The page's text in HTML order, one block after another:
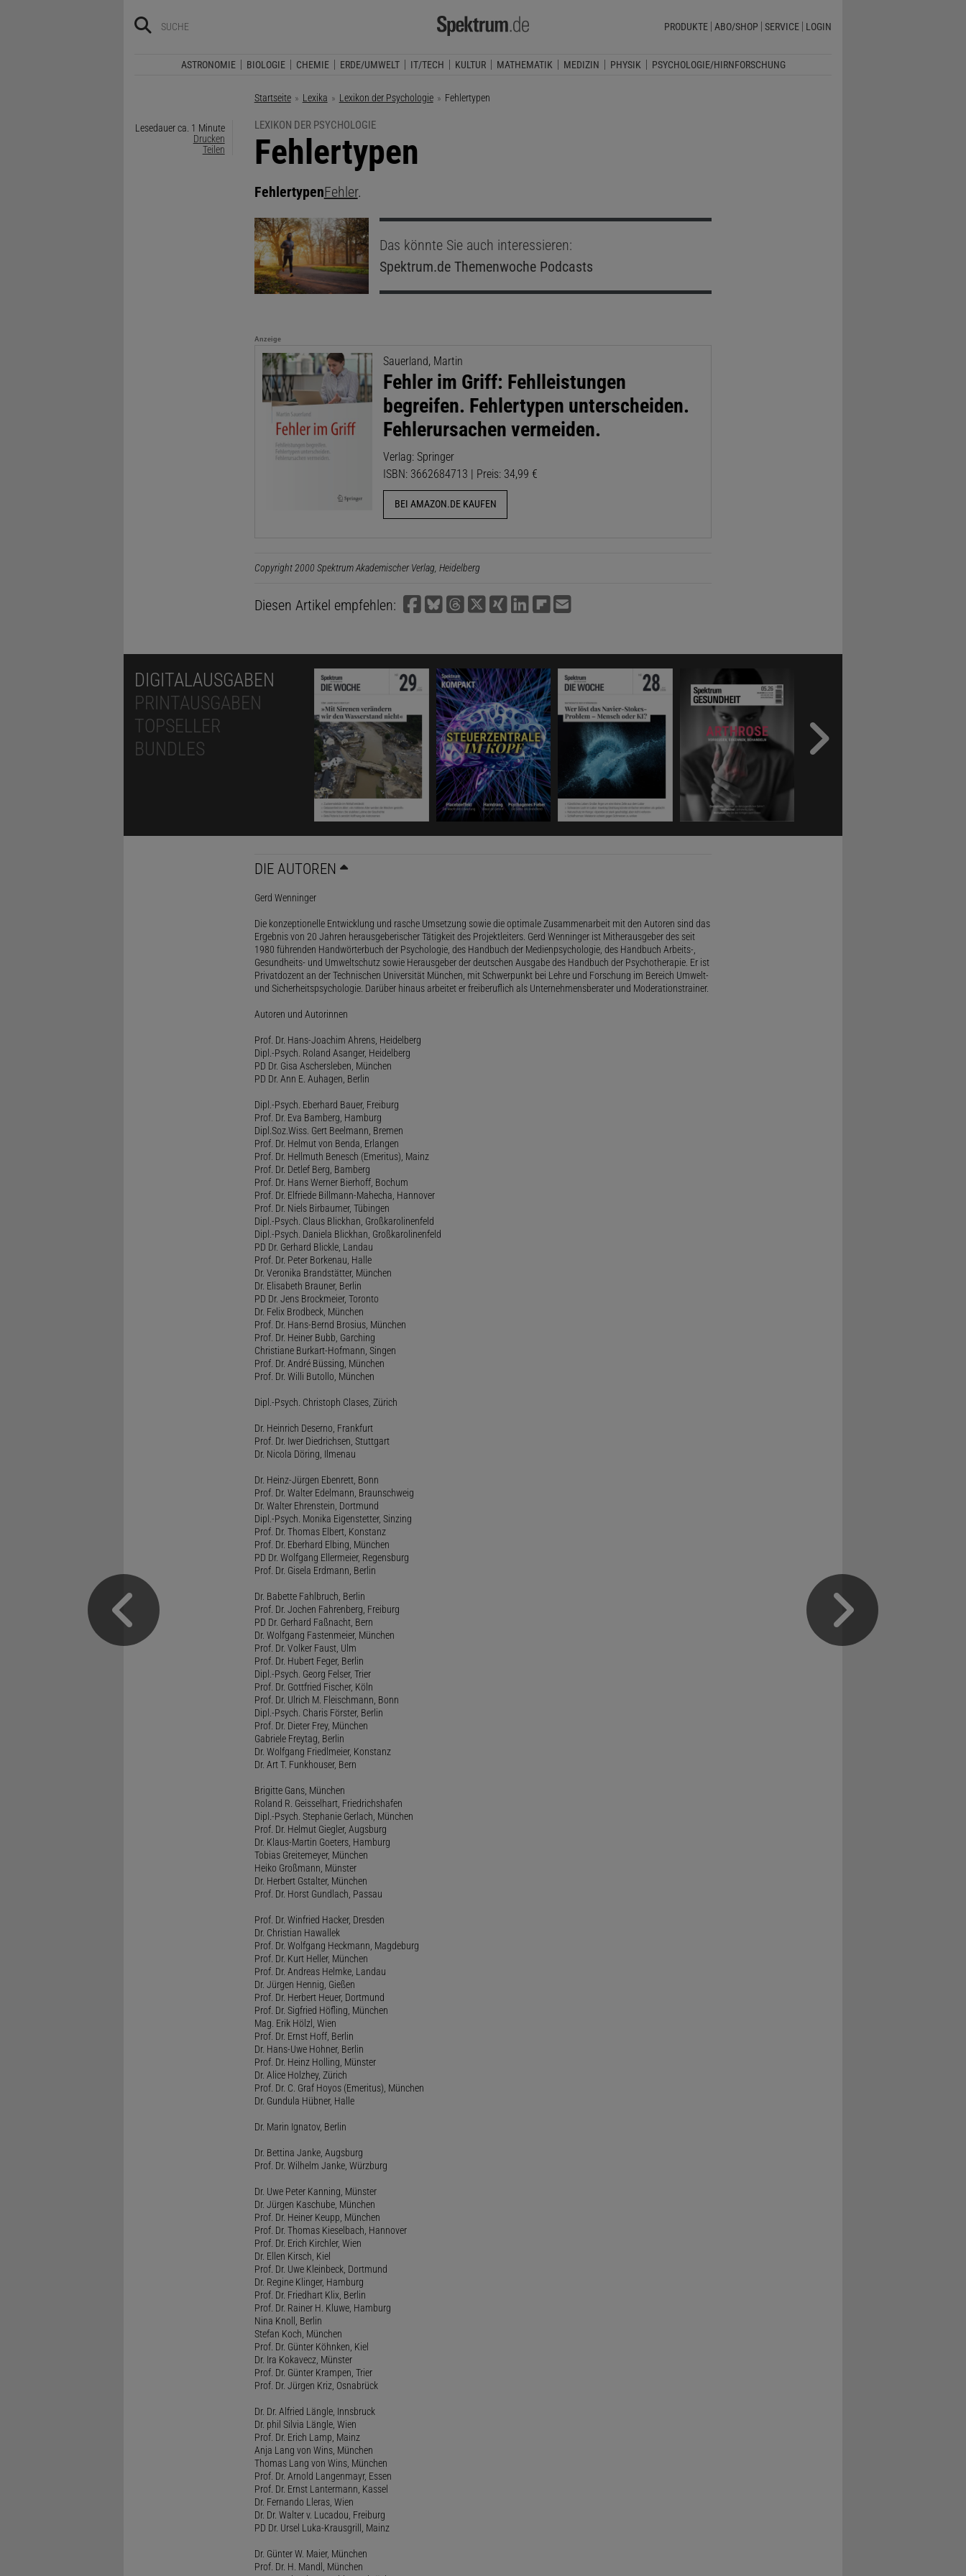
PRODUKTE ABO/SHOP SERVICE LOGIN
ASTRONOMIE BIOLOGIE CHEMIE ERDE/UMWELT IT/TECH KULTUR MATHEMATIK MEDIZIN PHYSIK PSYCHOLOGIE/HIRNFORSCHUNG
Startseite Lexika Lexikon der Psychologie Aktuelle Seite:
Fehlertypen
Lesedauer ca. 1 Minute
Drucken
Teilen
LEXIKON DER PSYCHOLOGIE
:
Fehlertypen
FehlertypenFehler.
Das könnte Sie auch interessieren:
Spektrum.deThemenwoche Podcasts
Anzeige
Sauerland, Martin
Fehler im Griff: Fehlleistungen
begreifen. Fehlertypen unterscheiden.
Fehlerursachen vermeiden.
Verlag: Springer
ISBN: 3662684713 | Preis: 34,99 €
BEI AMAZON.DE KAUFEN
Copyright 2000 Spektrum Akademischer Verlag, Heidelberg
Diesen Artikel empfehlen:
DIGITALAUSGABEN
PRINTAUSGABEN
TOPSELLER
BUNDLES
DIE AUTOREN
Gerd Wenninger
Die konzeptionelle Entwicklung und rasche Umsetzung sowie die optimale Zusammenarbeit mit den Autoren sind das
Ergebnis von 20 Jahren herausgeberischer Tätigkeit des Projektleiters. Gerd Wenninger ist Mitherausgeber des seit
1980 führenden Handwörterbuch der Psychologie, des Handbuch der Medienpsychologie, des Handbuch Arbeits-,
Gesundheits- und Umweltschutz sowie Herausgeber der deutschen Ausgabe des Handbuch der Psychotherapie. Er ist
Privatdozent an der Technischen Universität München, mit Schwerpunkt bei Lehre und Forschung im Bereich Umwelt-
und Sicherheitspsychologie. Darüber hinaus arbeitet er freiberuflich als Unternehmensberater und Moderationstrainer.
Autoren und Autorinnen
Prof. Dr. Hans-Joachim Ahrens, Heidelberg
Dipl.-Psych. Roland Asanger, Heidelberg
PD Dr. Gisa Aschersleben, München
PD Dr. Ann E. Auhagen, Berlin
Dipl.-Psych. Eberhard Bauer, Freiburg
Prof. Dr. Eva Bamberg, Hamburg
Dipl.Soz.Wiss. Gert Beelmann, Bremen
Prof. Dr. Helmut von Benda, Erlangen
Prof. Dr. Hellmuth Benesch (Emeritus), Mainz
Prof. Dr. Detlef Berg, Bamberg
Prof. Dr. Hans Werner Bierhoff, Bochum
Prof. Dr. Elfriede Billmann-Mahecha, Hannover
Prof. Dr. Niels Birbaumer, Tübingen
Dipl.-Psych. Claus Blickhan, Großkarolinenfeld
Dipl.-Psych. Daniela Blickhan, Großkarolinenfeld
PD Dr. Gerhard Blickle, Landau
Prof. Dr. Peter Borkenau, Halle
Dr. Veronika Brandstätter, München
Dr. Elisabeth Brauner, Berlin
PD Dr. Jens Brockmeier, Toronto
Dr. Felix Brodbeck, München
Prof. Dr. Hans-Bernd Brosius, München
Prof. Dr. Heiner Bubb, Garching
Christiane Burkart-Hofmann, Singen
Prof. Dr. André Büssing, München
Prof. Dr. Willi Butollo, München
Dipl.-Psych. Christoph Clases, Zürich
Dr. Heinrich Deserno, Frankfurt
Prof. Dr. Iwer Diedrichsen, Stuttgart
Dr. Nicola Döring, Ilmenau
Dr. Heinz-Jürgen Ebenrett, Bonn
Prof. Dr. Walter Edelmann, Braunschweig
Dr. Walter Ehrenstein, Dortmund
Dipl.-Psych. Monika Eigenstetter, Sinzing
Prof. Dr. Thomas Elbert, Konstanz
Prof. Dr. Eberhard Elbing, München
PD Dr. Wolfgang Ellermeier, Regensburg
Prof. Dr. Gisela Erdmann, Berlin
Dr. Babette Fahlbruch, Berlin
Prof. Dr. Jochen Fahrenberg, Freiburg
PD Dr. Gerhard Faßnacht, Bern
Dr. Wolfgang Fastenmeier, München
Prof. Dr. Volker Faust, Ulm
Prof. Dr. Hubert Feger, Berlin
Dipl.-Psych. Georg Felser, Trier
Prof. Dr. Gottfried Fischer, Köln
Prof. Dr. Ulrich M. Fleischmann, Bonn
Dipl.-Psych. Charis Förster, Berlin
Prof. Dr. Dieter Frey, München
Gabriele Freytag, Berlin
Dr. Wolfgang Friedlmeier, Konstanz
Dr. Art T. Funkhouser, Bern
Brigitte Gans, München
Roland R. Geisselhart, Friedrichshafen
Dipl.-Psych. Stephanie Gerlach, München
Prof. Dr. Helmut Giegler, Augsburg
Dr. Klaus-Martin Goeters, Hamburg
Tobias Greitemeyer, München
Heiko Großmann, Münster
Dr. Herbert Gstalter, München
Prof. Dr. Horst Gundlach, Passau
Prof. Dr. Winfried Hacker, Dresden
Dr. Christian Hawallek
Prof. Dr. Wolfgang Heckmann, Magdeburg
Prof. Dr. Kurt Heller, München
Prof. Dr. Andreas Helmke, Landau
Dr. Jürgen Hennig, Gießen
Prof. Dr. Herbert Heuer, Dortmund
Prof. Dr. Sigfried Höfling, München
Mag. Erik Hölzl, Wien
Prof. Dr. Ernst Hoff, Berlin
Dr. Hans-Uwe Hohner, Berlin
Prof. Dr. Heinz Holling, Münster
Dr. Alice Holzhey, Zürich
Prof. Dr. C. Graf Hoyos (Emeritus), München
Dr. Gundula Hübner, Halle
Dr. Marin Ignatov, Berlin
Dr. Bettina Janke, Augsburg
Prof. Dr. Wilhelm Janke, Würzburg
Dr. Uwe Peter Kanning, Münster
Dr. Jürgen Kaschube, München
Prof. Dr. Heiner Keupp, München
Prof. Dr. Thomas Kieselbach, Hannover
Prof. Dr. Erich Kirchler, Wien
Dr. Ellen Kirsch, Kiel
Prof. Dr. Uwe Kleinbeck, Dortmund
Dr. Regine Klinger, Hamburg
Prof. Dr. Friedhart Klix, Berlin
Prof. Dr. Rainer H. Kluwe, Hamburg
Nina Knoll, Berlin
Stefan Koch, München
Prof. Dr. Günter Köhnken, Kiel
Dr. Ira Kokavecz, Münster
Prof. Dr. Günter Krampen, Trier
Prof. Dr. Jürgen Kriz, Osnabrück
Dr. Dr. Alfried Längle, Innsbruck
Dr. phil Silvia Längle, Wien
Prof. Dr. Erich Lamp, Mainz
Anja Lang von Wins, München
Thomas Lang von Wins, München
Prof. Dr. Arnold Langenmayr, Essen
Prof. Dr. Ernst Lantermann, Kassel
Dr. Fernando Lleras, Wien
Dr. Dr. Walter v. Lucadou, Freiburg
PD Dr. Ursel Luka-Krausgrill, Mainz
Dr. Günter W. Maier, München
Prof. Dr. H. Mandl, München